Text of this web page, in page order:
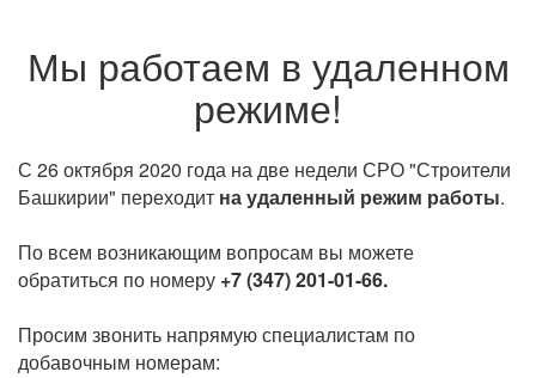
Мы работаем в удаленном
режиме!
С 26 октября 2020 года на две недели СРО "Строители
Башкирии" переходит на удаленный режим работы.
По всем возникающим вопросам вы можете
обратиться по номеру +7 (347) 201-01-66.
Просим звонить напрямую специалистам по
добавочным номерам: